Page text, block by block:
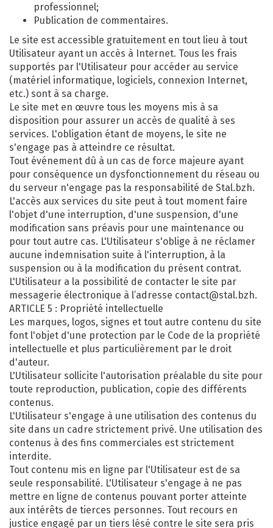
professionnel;
Publication de commentaires.
Le site est accessible gratuitement en tout lieu à tout
Utilisateur ayant un accès à Internet. Tous les frais
supportés par l'Utilisateur pour accéder au service
(matériel informatique, logiciels, connexion Internet,
etc.) sont à sa charge.
Le site met en œuvre tous les moyens mis à sa
disposition pour assurer un accès de qualité à ses
services. L'obligation étant de moyens, le site ne
s'engage pas à atteindre ce résultat.
Tout événement dû à un cas de force majeure ayant
pour conséquence un dysfonctionnement du réseau ou
du serveur n'engage pas la responsabilité de Stal.bzh.
L'accès aux services du site peut à tout moment faire
l'objet d'une interruption, d'une suspension, d'une
modification sans préavis pour une maintenance ou
pour tout autre cas. L'Utilisateur s'oblige à ne réclamer
aucune indemnisation suite à l'interruption, à la
suspension ou à la modification du présent contrat.
L'Utilisateur a la possibilité de contacter le site par
messagerie électronique à l’adresse contact@stal.bzh.
ARTICLE 5 : Propriété intellectuelle
Les marques, logos, signes et tout autre contenu du site
font l'objet d'une protection par le Code de la propriété
intellectuelle et plus particulièrement par le droit
d'auteur.
L'Utilisateur sollicite l'autorisation préalable du site pour
toute reproduction, publication, copie des différents
contenus.
L'Utilisateur s'engage à une utilisation des contenus du
site dans un cadre strictement privé. Une utilisation des
contenus à des fins commerciales est strictement
interdite.
Tout contenu mis en ligne par l'Utilisateur est de sa
seule responsabilité. L'Utilisateur s'engage à ne pas
mettre en ligne de contenus pouvant porter atteinte
aux intérêts de tierces personnes. Tout recours en
justice engagé par un tiers lésé contre le site sera pris